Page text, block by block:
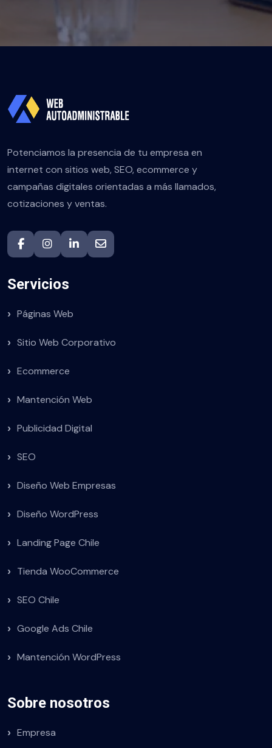
Potenciamos la presencia de tu empresa en
internet con sitios web, SEO, ecommerce y
campañas digitales orientadas a más llamados,
cotizaciones y ventas.
Servicios
Páginas Web
Sitio Web Corporativo
Ecommerce
Mantención Web
Publicidad Digital
SEO
Diseño Web Empresas
Diseño WordPress
Landing Page Chile
Tienda WooCommerce
SEO Chile
Google Ads Chile
Mantención WordPress
Sobre nosotros
Empresa